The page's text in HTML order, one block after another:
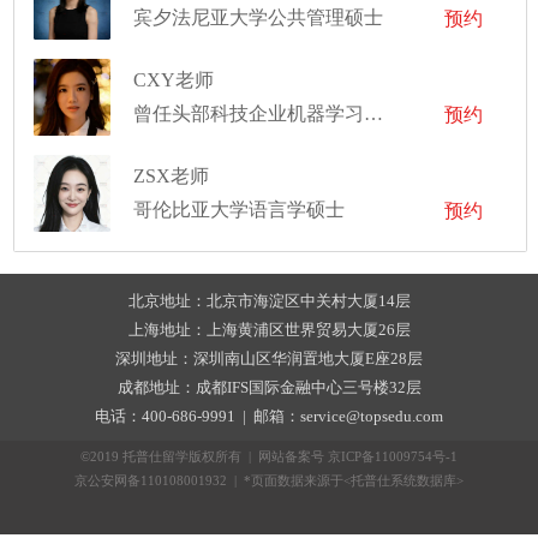
宾夕法尼亚大学公共管理硕士 预约
CXY老师
曾任头部科技企业机器学习工程师、技术栈覆盖计算机视觉（CV）与多模态大模型（LLM）、项目经验横跨脑机接口、医学影像分析等前沿交叉学科
预约
ZSX老师
哥伦比亚大学语言学硕士
预约
北京地址：北京市海淀区中关村大厦14层
上海地址：上海黄浦区世界贸易大厦26层
深圳地址：深圳南山区华润置地大厦E座28层
成都地址：成都IFS国际金融中心三号楼32层
电话：400-686-9991 | 邮箱：service@topsedu.com
©2019 托普仕留学版权所有 | 网站备案号 京ICP备11009754号-1
京公安网备110108001932 | *页面数据来源于<托普仕系统数据库>